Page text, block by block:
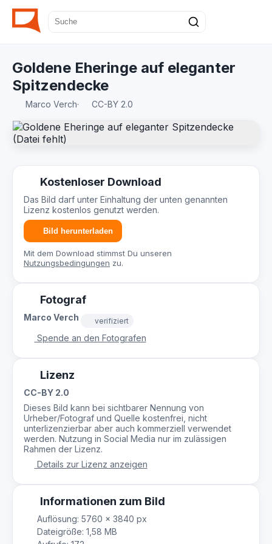
Goldene Eheringe auf eleganter
Spitzendecke
Marco Verch· CC-BY 2.0
Kostenloser Download
Das Bild darf unter Einhaltung der unten genannten
Lizenz kostenlos genutzt werden.
Bild herunterladen
Mit dem Download stimmst Du unseren
Nutzungsbedingungen zu.
Fotograf
Marco Verch verifiziert
Spende an den Fotografen
Lizenz
CC-BY 2.0
Dieses Bild kann bei sichtbarer Nennung von
Urheber/Fotograf und Quelle kostenfrei, nicht
unterlizenzierbar aber auch kommerziell verwendet
werden. Nutzung in Social Media nur im zulässigen
Rahmen der Lizenz.
Details zur Lizenz anzeigen
Informationen zum Bild
Auflösung: 5760 × 3840 px
Dateigröße: 1,58 MB